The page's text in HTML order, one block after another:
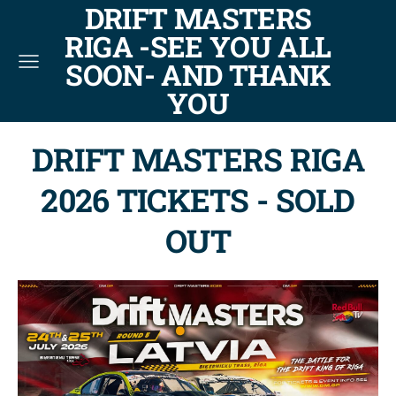
DRIFT MASTERS
RIGA -SEE YOU ALL
SOON- AND THANK
YOU
DRIFT MASTERS RIGA
2026 TICKETS - SOLD
OUT